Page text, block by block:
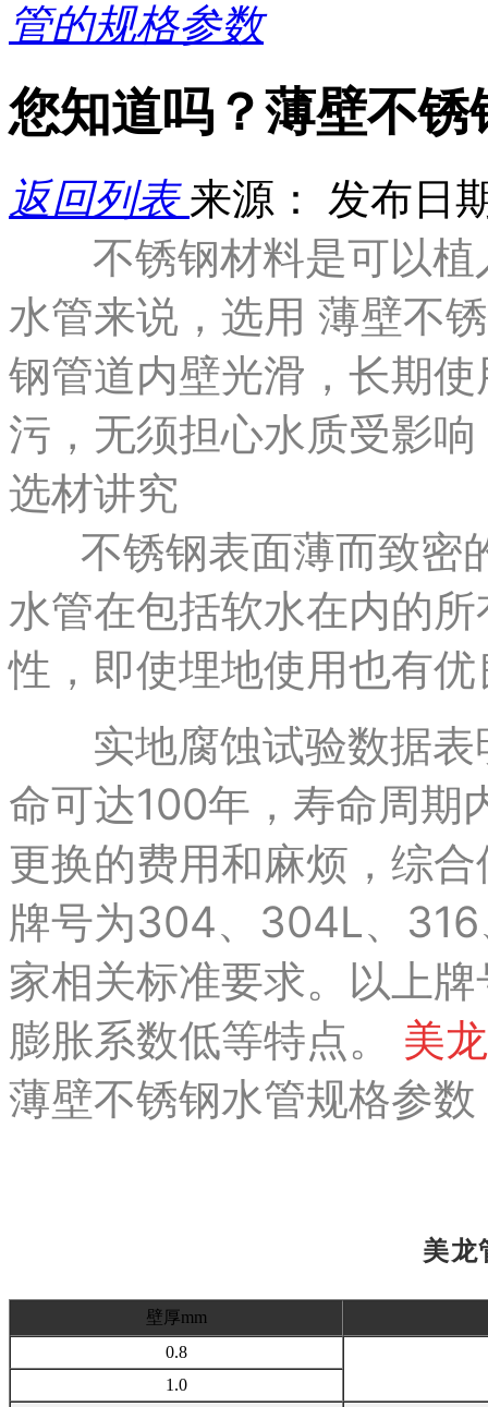
管的规格参数
您知道吗？薄壁不
返回列表来源： 发布日
不锈钢材料是可以植
水管来说，选用 薄壁不
钢管道内壁光滑，长期
污，无须担心水质受影
选材讲究
不锈钢表面薄而致密
水管在包括软水在内的
性，即使埋地使用也有
实地腐蚀试验数据表
命可达100年，寿命周期
更换的费用和麻烦，综
牌号为304、304L、
家相关标准要求。以上
膨胀系数低等特点。
美
薄壁不锈钢水管规格参数
美龙
壁厚mm
0.8
1.0